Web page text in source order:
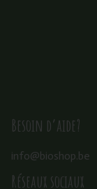
Besoin d’aide?
info@bioshop.be
Réseaux sociaux